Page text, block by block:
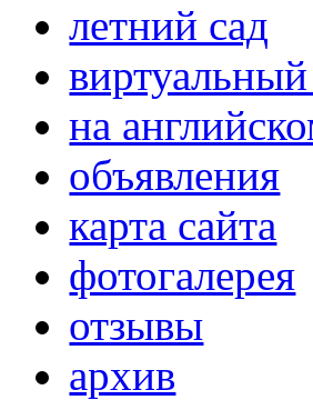
летний сад
на
объявления
карта сайта
фотогалерея
отзывы
архив